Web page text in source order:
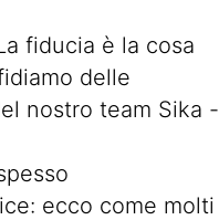
fiducia è la cosa
delle
nostro team Sika -
ecco come molti